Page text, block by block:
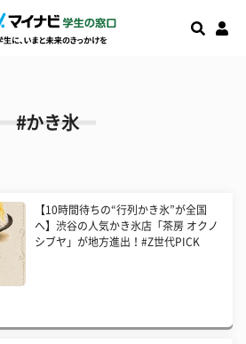
#かき氷
【10時間待ちの“行列かき氷”が全国
へ】渋谷の人気かき氷店「茶房 オクノ
シブヤ」が地方進出！#Z世代PICK